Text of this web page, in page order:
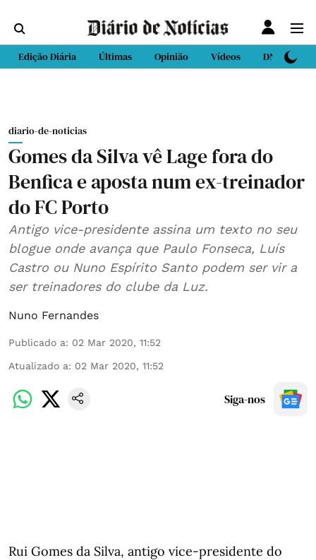
Edição Diária Últimas Opinião Vídeos DN Sport
diario-de-noticias
Gomes da Silva vê Lage fora do
Benfica e aposta num ex-treinador
do FC Porto
Antigo vice-presidente assina um texto no seu
blogue onde avança que Paulo Fonseca, Luís
Castro ou Nuno Espírito Santo podem ser vir a
ser treinadores do clube da Luz.
Nuno Fernandes
Publicado a: 02 Mar 2020, 11:52
Atualizado a: 02 Mar 2020, 11:52
Siga-nos
Rui Gomes da Silva, antigo vice-presidente do